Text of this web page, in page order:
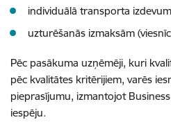
individuālā transporta
uzturēšanās izmaksām
Pēc pasākuma uzņēmēji, kuri
pēc kvalitātes kritērijiem, varēs
pieprasījumu, izmantojot
iespēju.